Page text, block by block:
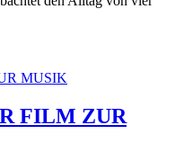
FILM ZUR